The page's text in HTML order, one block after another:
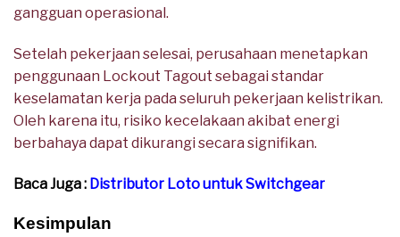
gangguan operasional.
Setelah pekerjaan selesai, perusahaan menetapkan
penggunaan Lockout Tagout sebagai standar
keselamatan kerja pada seluruh pekerjaan kelistrikan.
Oleh karena itu, risiko kecelakaan akibat energi
berbahaya dapat dikurangi secara signifikan.
Baca Juga : Distributor Loto untuk Switchgear
Kesimpulan